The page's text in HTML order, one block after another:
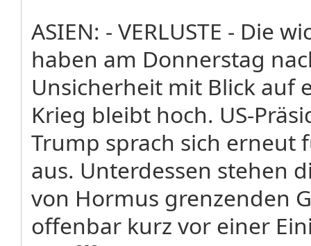
ASIEN: - VERLUSTE - Die
haben am Donnerstag
Unsicherheit mit Blick auf
Krieg bleibt hoch. US-
Trump sprach sich
aus. Unterdessen stehen
von Hormus grenzenden
offenbar kurz vor einer